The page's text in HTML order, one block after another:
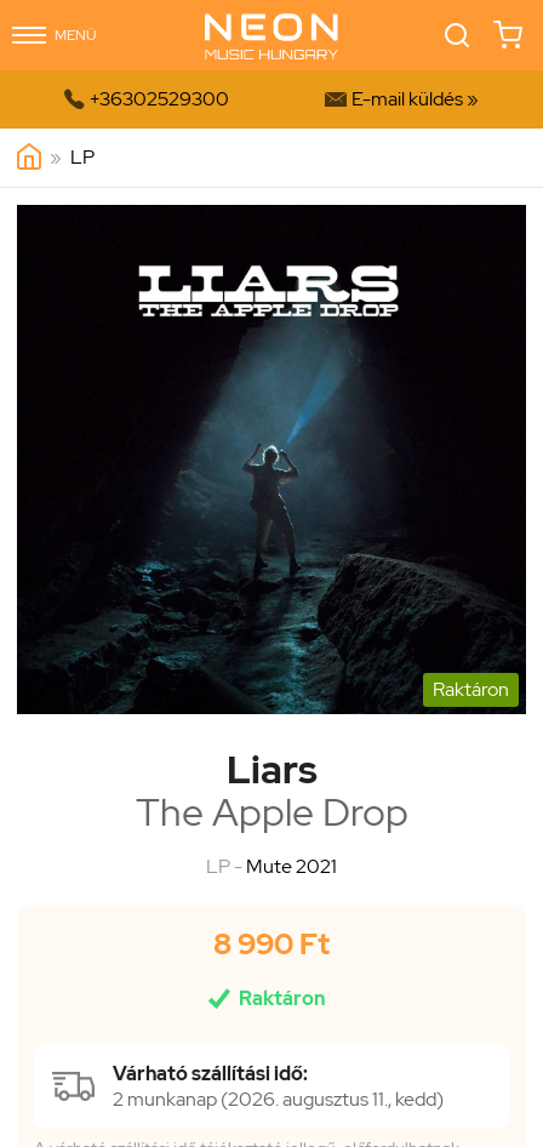
MENÜ
 +36302529300  E-mail küldés »
» LP
Raktáron
Liars
The Apple Drop
LP -Mute 2021
8 990 Ft
 Raktáron
Várható szállítási idő:
2 munkanap (2026. augusztus 11., kedd)